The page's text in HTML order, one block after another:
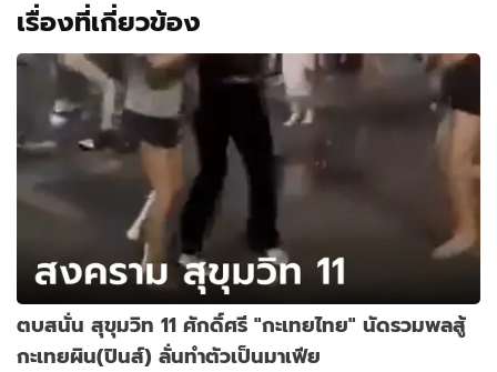
เรื่องที่เกี่ยวข้อง
ตบสนั่น สุขุมวิท 11 ศักดิ์ศรี "กะเทยไทย" นัดรวมพลสู้
กะเทยผิน(ปินส์) ลั่นทำตัวเป็นมาเฟีย